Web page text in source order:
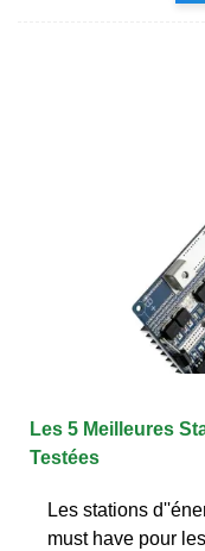
Les 5 Meilleures
Testées
Les stations
must have pour